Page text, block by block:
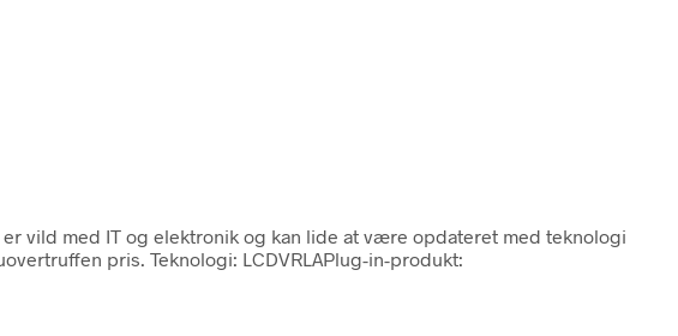
er vild med IT og elektronik og kan lide at være opdateret med teknologi
pris. Teknologi: LCDVRLAPlug-in-produkt: